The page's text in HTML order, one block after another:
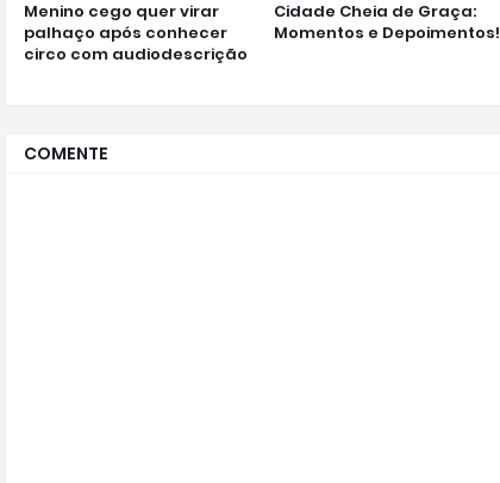
Menino cego quer virar
palhaço após conhecer
circo com audiodescrição
Cidade Cheia de Graça:
Momentos e Depoimentos!
COMENTE